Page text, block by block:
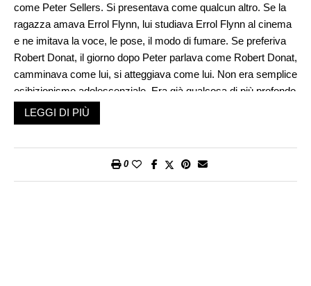
come Peter Sellers. Si presentava come qualcun altro. Se la
ragazza amava Errol Flynn, lui studiava Errol Flynn al cinema
e ne imitava la voce, le pose, il modo di fumare. Se preferiva
Robert Donat, il giorno dopo Peter parlava come Robert Donat,
camminava come lui, si atteggiava come lui. Non era semplice
esibizionismo adolescenziale. Era già qualcosa di più profondo
e ambiguo: la sensazione che il vero Peter Sellers, da solo,
non bastasse. E forse è proprio qui che si nasconde la chiave
Peter Sellers non interpretava personaggi, li abitava. E più
LEGGI DI PIÙ
0